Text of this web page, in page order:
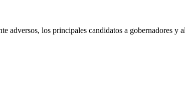
adversos, los principales candidatos a gobernadores